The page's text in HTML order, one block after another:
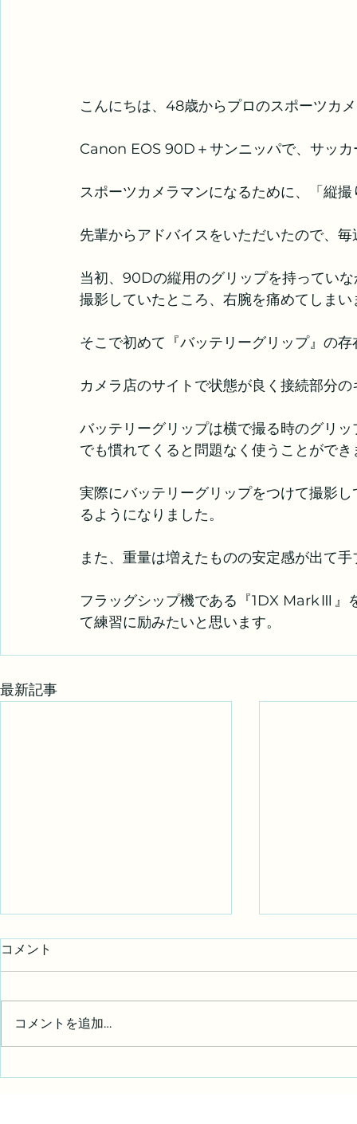
こんにちは、48歳からプロのスポーツカ
Canon EOS 90D＋サンニッパで、サッ
スポーツカメラマンになるために、「縦
先輩からアドバイスをいただいたので、
当初、90Dの縦用のグリップを持ってい
撮影していたところ、右腕を痛めてしまい
そこで初めて『バッテリーグリップ』の
カメラ店のサイトで状態が良く接続部分
バッテリーグリップは横で撮る時のグリ
でも慣れてくると問題なく使うことができ
実際にバッテリーグリップをつけて撮影
るようになりました。
また、重量は増えたものの安定感が出て
フラッグシップ機である『1DX MarkⅢ』
て練習に励みたいと思います。
最新記事
写真展 御礼
写真展始ま
コメント
コメントを追加…